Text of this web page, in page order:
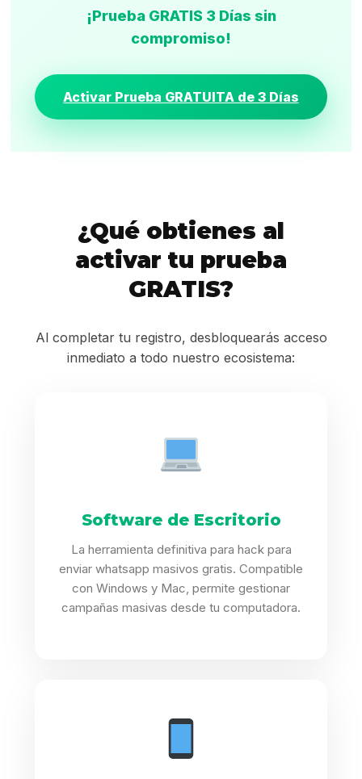
¡Prueba GRATIS 3 Días sin
compromiso!
Activar Prueba GRATUITA de 3 Días
¿Qué obtienes al
activar tu prueba
GRATIS?
Al completar tu registro, desbloquearás acceso
inmediato a todo nuestro ecosistema:
Software de Escritorio
La herramienta definitiva para hack para
enviar whatsapp masivos gratis. Compatible
con Windows y Mac, permite gestionar
campañas masivas desde tu computadora.